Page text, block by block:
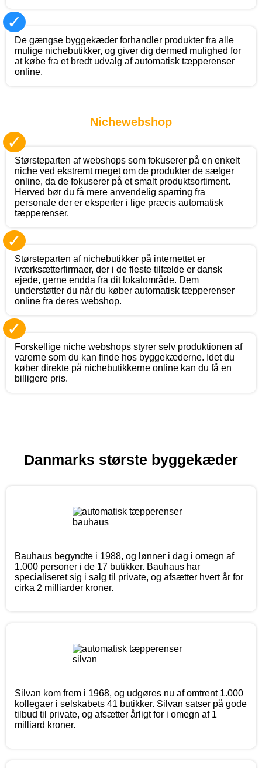
✓
De gængse byggekæder forhandler produkter fra alle
mulige nichebutikker, og giver dig dermed mulighed for
at købe fra et bredt udvalg af automatisk tæpperenser
online.
Nichewebshop
✓
Størsteparten af webshops som fokuserer på en enkelt
niche ved ekstremt meget om de produkter de sælger
online, da de fokuserer på et smalt produktsortiment.
Herved bør du få mere anvendelig sparring fra
personale der er eksperter i lige præcis automatisk
tæpperenser.
✓
Størsteparten af nichebutikker på internettet er
iværksætterfirmaer, der i de fleste tilfælde er dansk
ejede, gerne endda fra dit lokalområde. Dem
understøtter du når du køber automatisk tæpperenser
online fra deres webshop.
✓
Forskellige niche webshops styrer selv produktionen af
varerne som du kan finde hos byggekæderne. Idet du
køber direkte på nichebutikkerne online kan du få en
billigere pris.
Danmarks største byggekæder
Bauhaus begyndte i 1988, og lønner i dag i omegn af
1.000 personer i de 17 butikker. Bauhaus har
specialiseret sig i salg til private, og afsætter hvert år for
cirka 2 milliarder kroner.
Silvan kom frem i 1968, og udgøres nu af omtrent 1.000
kollegaer i selskabets 41 butikker. Silvan satser på gode
tilbud til private, og afsætter årligt for i omegn af 1
milliard kroner.